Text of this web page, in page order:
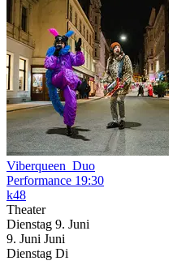
Viberqueen_Duo
Performance 19:30
k48
Theater
Dienstag 9. Juni
9. Juni Juni
Dienstag Di